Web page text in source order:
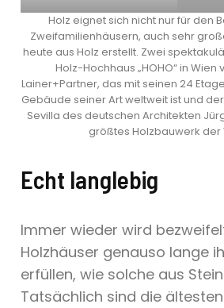
Holz eignet sich nicht nur für den
Zweifamilienhäusern, auch sehr
heute aus Holz erstellt. Zwei
Holz-Hochhaus „HOHO“ in Wien
Lainer+Partner, das mit seinen 24
Gebäude seiner Art weltweit ist und
Sevilla des deutschen Architekten
größtes Holzbauwerk der
Echt langlebig
Immer wieder wird
Holzhäuser genauso lange
erfüllen, wie solche aus
Tatsächlich sind die